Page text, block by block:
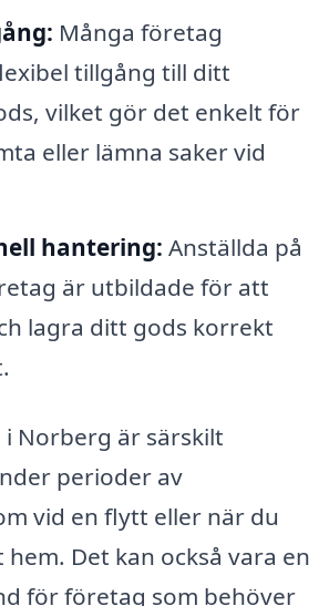
Många företag
tillgång till ditt
vilket gör det enkelt för
eller lämna saker vid
hantering: Anställda på
är utbildade för att
lagra ditt gods korrekt
Norberg är särskilt
perioder av
vid en flytt eller när du
Det kan också vara en
för företag som behöver